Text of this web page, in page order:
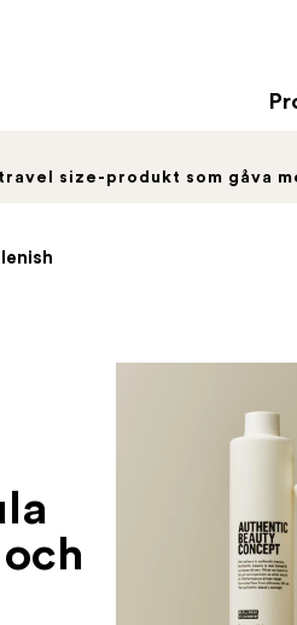
size-produkt som gåva